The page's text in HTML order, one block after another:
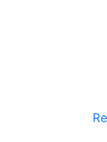
processing systems.